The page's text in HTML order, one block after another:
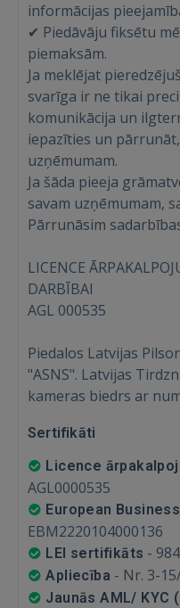
Ienākt
Aizmirsāt paroli?
 Sign
Vēl
informācijas
✔ Piedāvāju fiksētu
piemaksām.
Ja meklējat
svarīga ir ne tikai
komunikācija un
iepazīties un
uzņēmumam.
Ja šāda pieeja
savam uzņēmumam,
Pārrunāsim
LICENCE
DARBĪBAI
AGL 000535
Piedalos Latvijas
"ASNS". Latvijas
kameras biedrs ar
Sertifikāti
Licence
AGL0000535
European
EBM2220104000136
LEI sertifikāts -
Apliecība - Nr. 3-
Jaunās AML/ KYC